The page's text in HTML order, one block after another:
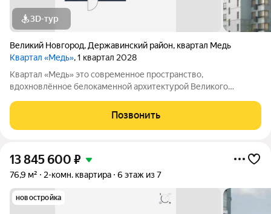
3D-тур
Великий Новгород, Державинский район, квартал Медь
Квартал «Медь», 1 квартал 2028
Квартал «Медь» это современное пространство,
вдохновлённое белокаменной архитектурой Великого
города элементов: из меди новгородские мастера отливали
колокола и украшения, а в зодчестве ценились
Позвонить
13 845 600 ₽
76,9 м² 2-комн. квартира 6 этаж из 7
новостройка